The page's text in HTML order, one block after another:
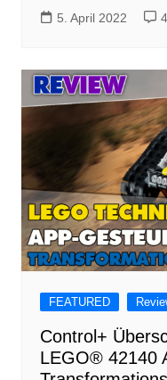
5. April 2022 4
FEATURED
Control+
LEGO® 42140